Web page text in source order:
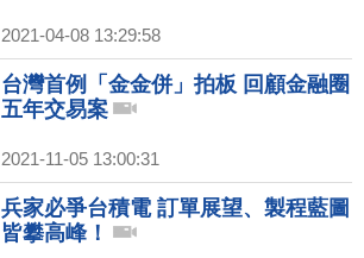
2021-04-08 13:29:58
台灣首例「金金併」拍板 回顧金融圈
五年交易案
2021-11-05 13:00:31
兵家必爭台積電 訂單展望、製程藍圖
皆攀高峰！